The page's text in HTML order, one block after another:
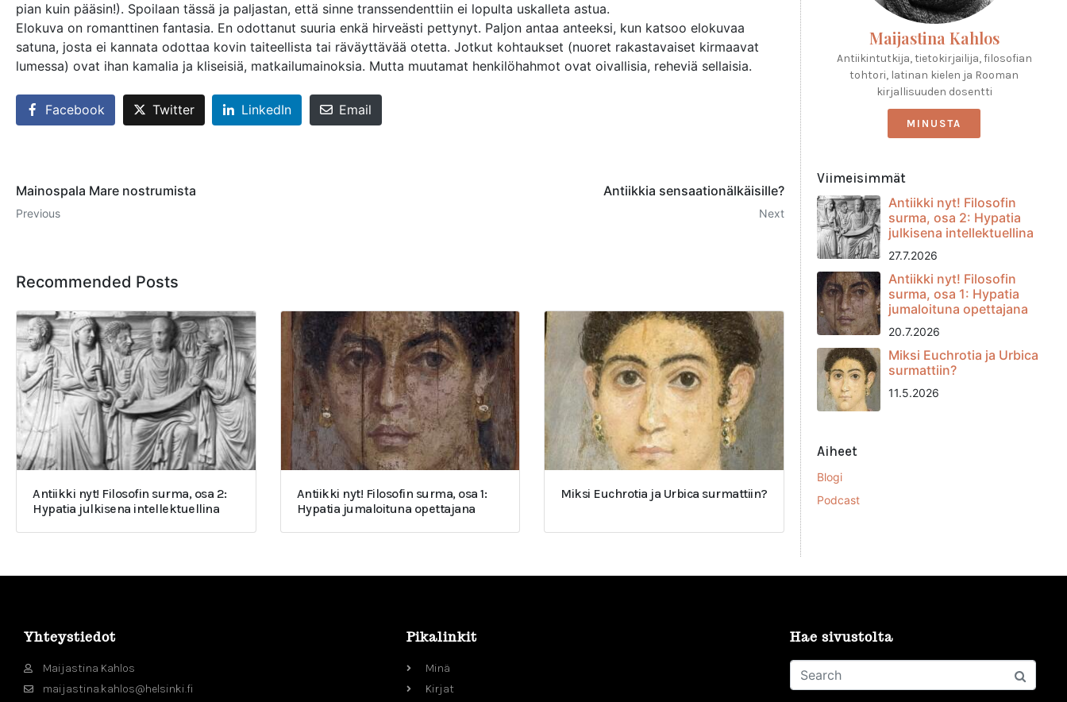
pian kuin pääsin!). Spoilaan tässä ja paljastan, että sinne transsendenttiin ei lopulta uskalleta astua.
Elokuva on romanttinen fantasia. En odottanut suuria enkä hirveästi pettynyt. Paljon antaa anteeksi, kun katsoo elokuvaa
satuna, josta ei kannata odottaa kovin taiteellista tai räväyttävää otetta. Jotkut kohtaukset (nuoret rakastavaiset kirmaavat
lumessa) ovat ihan kamalia ja kliseisiä, matkailumainoksia. Mutta muutamat henkilöhahmot ovat oivallisia, reheviä sellaisia.
Facebook Twitter LinkedIn Email
Mainospala Mare nostrumista
Previous
Antiikkia sensaationälkäisille?
Next
Recommended Posts
Antiikki nyt! Filosofin surma, osa 2:
Hypatia julkisena intellektuellina
Antiikki nyt! Filosofin surma, osa 1:
Hypatia jumaloituna opettajana
Miksi Euchrotia ja Urbica surmattiin?
Maijastina Kahlos
Antiikintutkija, tietokirjailija, filosofian
tohtori, latinan kielen ja Rooman
kirjallisuuden dosentti
MINUSTA
Viimeisimmät
Antiikki nyt! Filosofin
surma, osa 2: Hypatia
julkisena intellektuellina
27.7.2026
Antiikki nyt! Filosofin
surma, osa 1: Hypatia
jumaloituna opettajana
20.7.2026
Miksi Euchrotia ja Urbica
surmattiin?
11.5.2026
Aiheet
Blogi
Podcast
Yhteystiedot
Maijastina Kahlos
maijastina.kahlos@helsinki.fi
Pikalinkit
Minä
Kirjat
Hae sivustolta